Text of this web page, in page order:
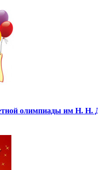
олимпиады им Н. Н.